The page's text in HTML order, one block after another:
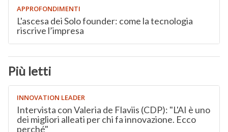
APPROFONDIMENTI
L'ascesa dei Solo founder: come la tecnologia
riscrive l’impresa
Più letti
INNOVATION LEADER
Intervista con Valeria de Flaviis (CDP): "L'AI è uno
dei migliori alleati per chi fa innovazione. Ecco
perché"